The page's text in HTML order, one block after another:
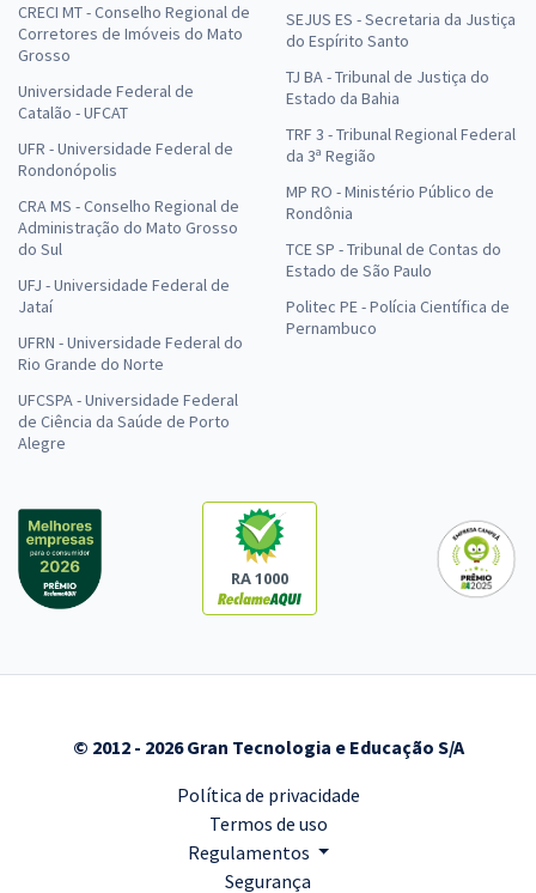
CRECI MT - Conselho Regional de
Corretores de Imóveis do Mato
Grosso
Universidade Federal de
Catalão - UFCAT
UFR - Universidade Federal de
Rondonópolis
CRA MS - Conselho Regional de
Administração do Mato Grosso
do Sul
UFJ - Universidade Federal de
Jataí
UFRN - Universidade Federal do
Rio Grande do Norte
UFCSPA - Universidade Federal
de Ciência da Saúde de Porto
Alegre
SEJUS ES - Secretaria da Justiça
do Espírito Santo
TJ BA - Tribunal de Justiça do
Estado da Bahia
TRF 3 - Tribunal Regional Federal
da 3ª Região
MP RO - Ministério Público de
Rondônia
TCE SP - Tribunal de Contas do
Estado de São Paulo
Politec PE - Polícia Científica de
Pernambuco
RA 1000
© 2012 - 2026 Gran Tecnologia e Educação S/A
Política de privacidade
Termos de uso
Regulamentos
Segurança